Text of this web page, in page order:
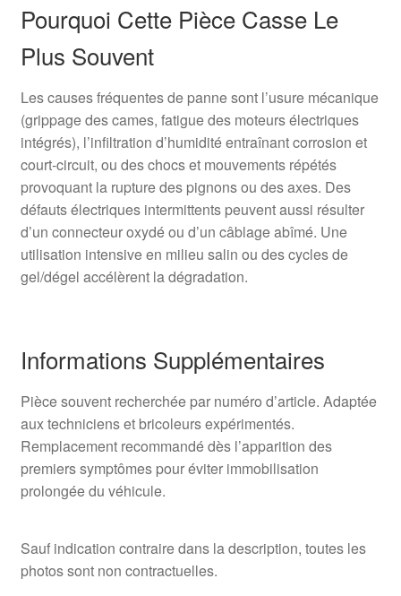
Pourquoi Cette Pièce Casse Le
Plus Souvent
Les causes fréquentes de panne sont l’usure mécanique
(grippage des cames, fatigue des moteurs électriques
intégrés), l’infiltration d’humidité entraînant corrosion et
court‑circuit, ou des chocs et mouvements répétés
provoquant la rupture des pignons ou des axes. Des
défauts électriques intermittents peuvent aussi résulter
d’un connecteur oxydé ou d’un câblage abîmé. Une
utilisation intensive en milieu salin ou des cycles de
gel/dégel accélèrent la dégradation.
Informations Supplémentaires
Pièce souvent recherchée par numéro d’article. Adaptée
aux techniciens et bricoleurs expérimentés.
Remplacement recommandé dès l’apparition des
premiers symptômes pour éviter immobilisation
prolongée du véhicule.
Sauf indication contraire dans la description, toutes les
photos sont non contractuelles.